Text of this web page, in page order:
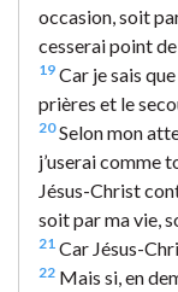
occasion, soit
cesserai point de
19 Car je sais
prières et le
20Selon mon
j’userai comme
Jésus-Christ
soit par ma vie,
21 Car Jésus-
22 Mais si, en